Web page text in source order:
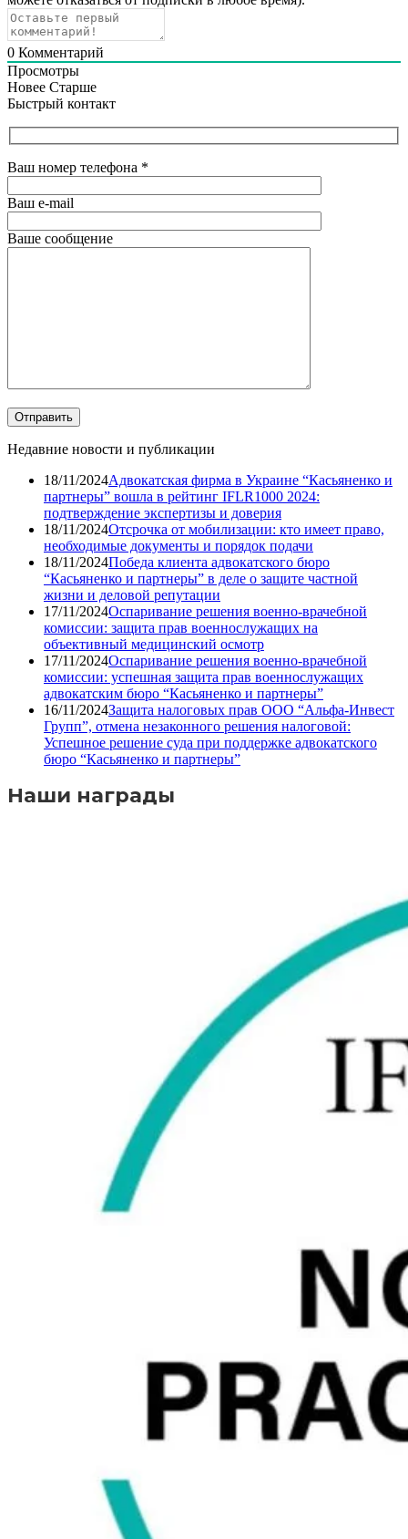
0 Комментарий
Просмотры
Новее Старше
Быстрый контакт
Ваш номер телефона *
Ваш e-mail
Ваше сообщение
Недавние новости и публикации
18/11/2024Адвокатская фирма в Украине “Касьяненко и
партнеры” вошла в рейтинг IFLR1000 2024:
подтверждение экспертизы и доверия
18/11/2024Отсрочка от мобилизации: кто имеет право,
необходимые документы и порядок подачи
18/11/2024Победа клиента адвокатского бюро
“Касьяненко и партнеры” в деле о защите частной
жизни и деловой репутации
17/11/2024Оспаривание решения военно-врачебной
комиссии: защита прав военнослужащих на
объективный медицинский осмотр
17/11/2024Оспаривание решения военно-врачебной
комиссии: успешная защита прав военнослужащих
адвокатским бюро “Касьяненко и партнеры”
16/11/2024Защита налоговых прав ООО “Альфа-Инвест
Групп”, отмена незаконного решения налоговой:
Успешное решение суда при поддержке адвокатского
бюро “Касьяненко и партнеры”
Наши награды